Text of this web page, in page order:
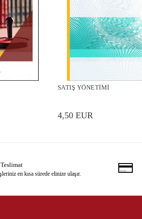
SATIŞ YÖNETİMİ
4,50 EUR
Teslimat
en kısa sürede elinize ulaşır.